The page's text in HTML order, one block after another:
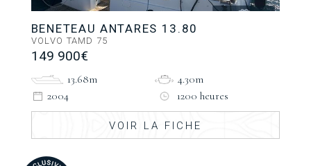
BENETEAU ANTARES 13.80
VOLVO TAMD 75
149 900€
13.68m
4.30m
2004
1200 heures
VOIR LA FICHE